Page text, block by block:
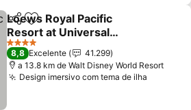
PartilharAdicionar aos favoritos
Loews Royal Pacific
Resort at Universal
Orlando
4 Estrelas
8,8 Excelente
41.299
a 13.8 km de Walt Disney World Resort
Design imersivo com tema de ilha